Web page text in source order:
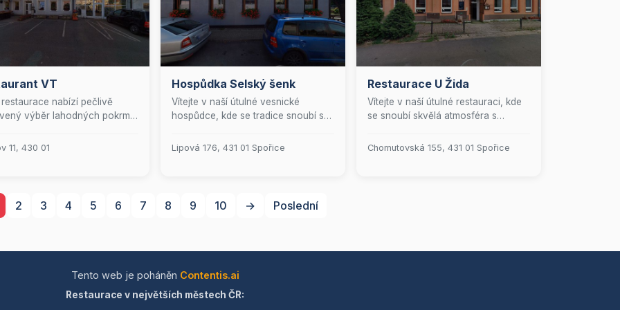
VT
restaurace nabízí pečlivě
výběr lahodných pokrmů,
studené speciality. K tomu
které uspokojí i ty
gurmány.
11, 430 01
Hospůdka Selský šenk
Vítejte v naší útulné vesnické
hospůdce, kde se tradice snoubí s
příjemnou atmosféru a domácí
terase. Těšíme se na vaši návštěvu,
kde se budete cítit jako doma.
Lipová 176, 431 01 Spořice
Restaurace U Žida
Vítejte v naší útulné restauraci, kde
se snoubí skvělá atmosféra s
pochutnat na pečlivě připravených
Chomutovská 155, 431 01 Spořice
2 3 4 5 6 7 8 9 10 → Poslední
Tento web je poháněn Contentis.ai
Restaurace v největších městech ČR: